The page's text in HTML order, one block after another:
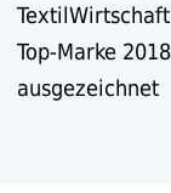
Top-Marke
ausgezeichnet